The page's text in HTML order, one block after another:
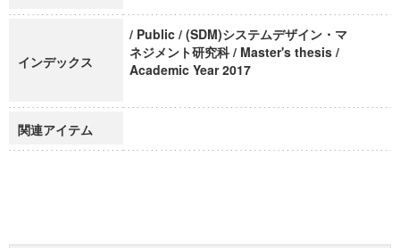
インデックス
/ Public / (SDM)システムデザイン・マ
ネジメント研究科 / Master's thesis /
Academic Year 2017
関連アイテム